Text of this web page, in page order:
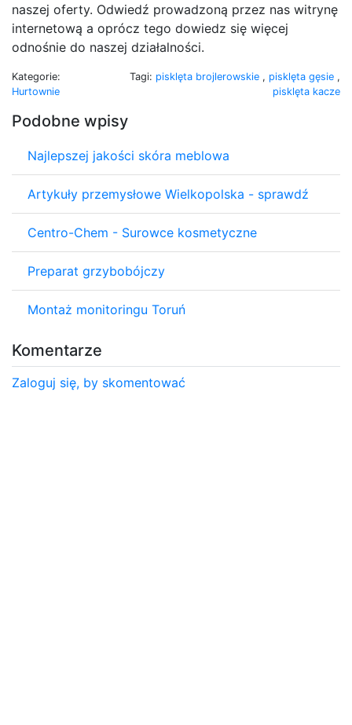
naszej oferty. Odwiedź prowadzoną przez nas witrynę
internetową a oprócz tego dowiedz się więcej
odnośnie do naszej działalności.
Kategorie:
Hurtownie
Tagi: pisklęta brojlerowskie , pisklęta gęsie ,
pisklęta kacze
Podobne wpisy
Najlepszej jakości skóra meblowa
Artykuły przemysłowe Wielkopolska - sprawdź
Centro-Chem - Surowce kosmetyczne
Preparat grzybobójczy
Montaż monitoringu Toruń
Komentarze
Zaloguj się, by skomentować